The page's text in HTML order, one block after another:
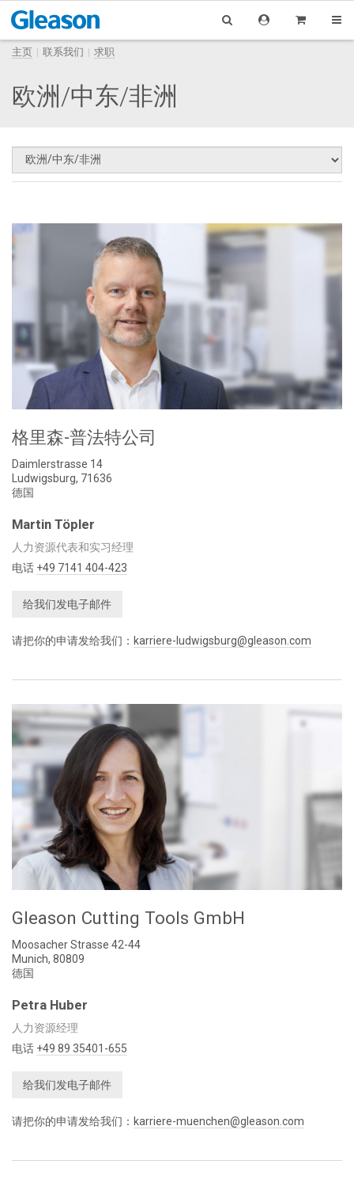
主页 联系我们 求职
欧洲/中东/非洲
格里森-普法特公司
Daimlerstrasse 14
Ludwigsburg, 71636
德国
Martin Töpler
人力资源代表和实习经理
电话 +49 7141 404-423
给我们发电子邮件
请把你的申请发给我们： karriere-ludwigsburg@gleason.com
Gleason Cutting Tools GmbH
Moosacher Strasse 42-44
Munich, 80809
德国
Petra Huber
人力资源经理
电话 +49 89 35401-655
给我们发电子邮件
请把你的申请发给我们： karriere-muenchen@gleason.com